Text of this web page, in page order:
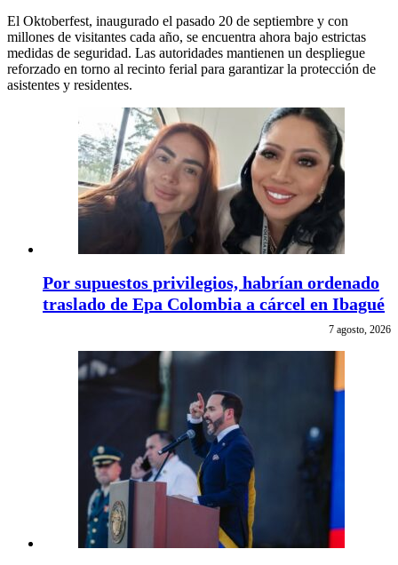
El Oktoberfest, inaugurado el pasado 20 de septiembre y con
millones de visitantes cada año, se encuentra ahora bajo estrictas
medidas de seguridad. Las autoridades mantienen un despliegue
reforzado en torno al recinto ferial para garantizar la protección de
asistentes y residentes.
Por supuestos privilegios, habrían ordenado
traslado de Epa Colombia a cárcel en Ibagué
7 agosto, 2026